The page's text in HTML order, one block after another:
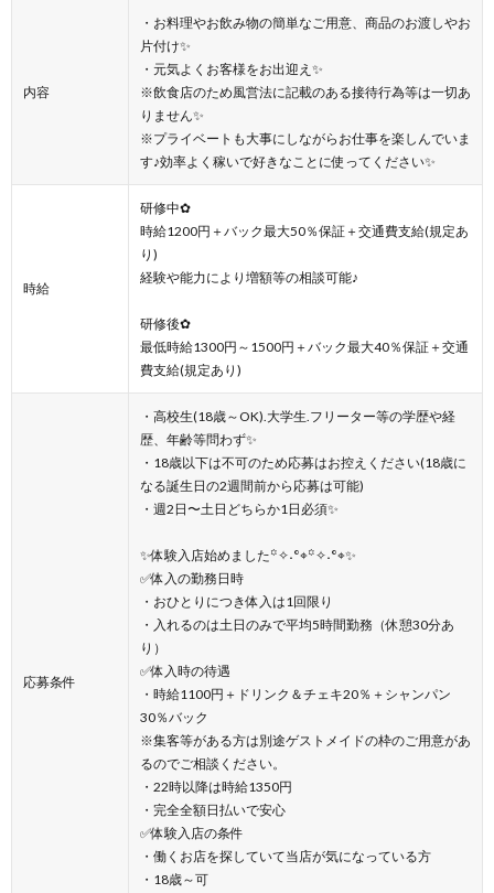
内容
・お料理やお飲み物の簡単なご用意、商品のお渡しやお
片付け✨
・元気よくお客様をお出迎え✨
※飲食店のため風営法に記載のある接待行為等は一切あ
りません✨
※プライベートも大事にしながらお仕事を楽しんでいま
す♪効率よく稼いで好きなことに使ってください✨
時給
研修中✿
時給1200円＋バック最大50％保証＋交通費支給(規定あ
り)
経験や能力により増額等の相談可能♪
研修後✿
最低時給1300円～1500円＋バック最大40％保証＋交通
費支給(規定あり)
応募条件
・高校生(18歳～OK).大学生.フリーター等の学歴や経
歴、年齢等問わず✨
・18歳以下は不可のため応募はお控えください(18歳に
なる誕生日の2週間前から応募は可能)
・週2日〜土日どちらか1日必須✨
✨体験入店始めました꙳✧˖°⌖꙳✧˖°⌖✨
✅体入の勤務日時
・おひとりにつき体入は1回限り
・入れるのは土日のみで平均5時間勤務（休憩30分あ
り）
✅体入時の待遇
・時給1100円＋ドリンク＆チェキ20％＋シャンパン
30％バック
※集客等がある方は別途ゲストメイドの枠のご用意があ
るのでご相談ください。
・22時以降は時給1350円
・完全全額日払いで安心
✅体験入店の条件
・働くお店を探していて当店が気になっている方
・18歳～可